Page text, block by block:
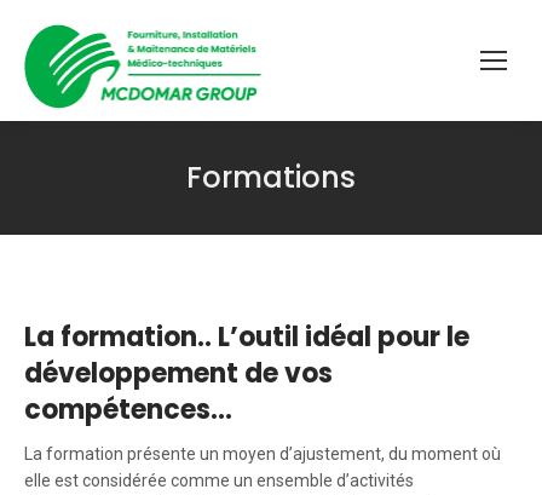
Formations
La formation.. L’outil idéal pour le
développement de vos
compétences…
La formation présente un moyen d’ajustement, du moment où
elle est considérée comme un ensemble d’activités